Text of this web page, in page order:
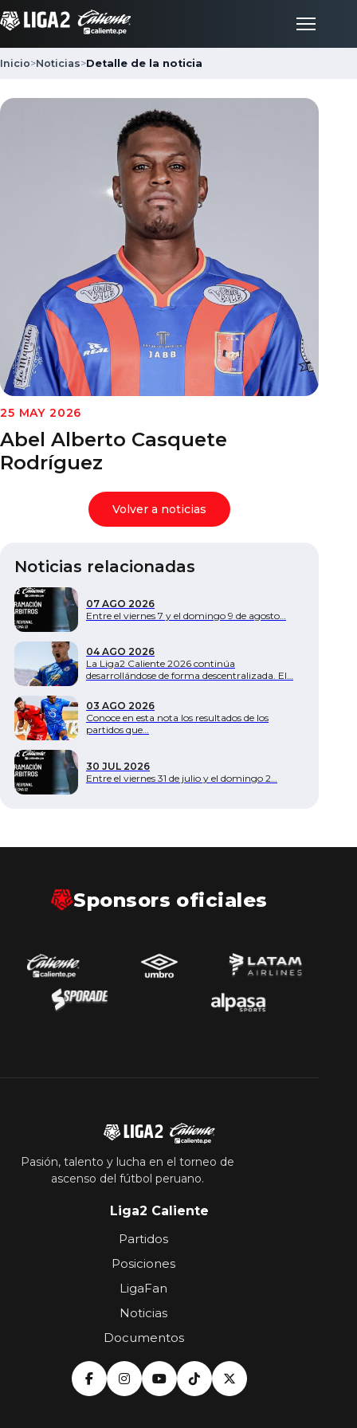
Clubes
Noticias
Documentos
Inicio>Noticias>Detalle de la noticia
25 MAY 2026
Abel Alberto Casquete
Rodríguez
Volver a noticias
Noticias relacionadas
07 AGO 2026
Entre el viernes 7 y el domingo 9 de agosto…
04 AGO 2026
La Liga2 Caliente 2026 continúa
desarrollándose de forma descentralizada. El…
03 AGO 2026
Conoce en esta nota los resultados de los
partidos que…
30 JUL 2026
Entre el viernes 31 de julio y el domingo 2…
Sponsors oficiales
Pasión, talento y lucha en el torneo de
ascenso del fútbol peruano.
Liga2 Caliente
Partidos
Posiciones
LigaFan
Noticias
Documentos